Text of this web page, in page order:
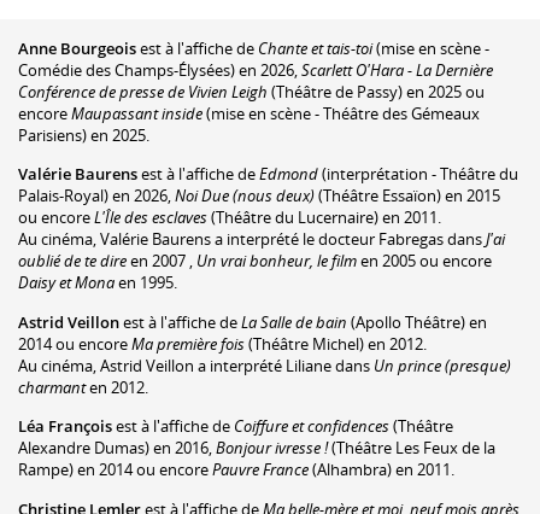
Anne Bourgeoisest à l'affiche de Chante et tais-toi(mise en scène -
Comédie des Champs-Élysées) en 2026,Scarlett O'Hara - La Dernière
Conférence de presse de Vivien Leigh (Théâtre de Passy) en 2025 ou
encoreMaupassant inside(mise en scène - Théâtre des Gémeaux
Parisiens) en 2025.
Valérie Baurensest à l'affiche deEdmond(interprétation - Théâtre du
Palais-Royal) en 2026,Noi Due (nous deux)(Théâtre Essaïon) en 2015
ou encoreL'Île des esclaves(Théâtre du Lucernaire) en 2011.
Au cinéma, Valérie Baurens a interprété le docteur Fabregas dansJ'ai
oublié de te direen 2007 , Un vrai bonheur, le filmen 2005 ou encore
Daisy et Monaen 1995.
Astrid Veillonest à l'affiche deLa Salle de bain (Apollo Théâtre) en
2014 ou encoreMa première fois(Théâtre Michel) en 2012.
Au cinéma, Astrid Veillon a interprété Liliane dans Un prince (presque)
charmanten 2012.
Léa Françoisest à l'affiche de Coiffure et confidences(Théâtre
Alexandre Dumas) en 2016,Bonjour ivresse !(Théâtre Les Feux de la
Rampe) en 2014 ou encorePauvre France(Alhambra) en 2011.
Christine Lemlerest à l'affiche deMa belle-mère et moi, neuf mois après